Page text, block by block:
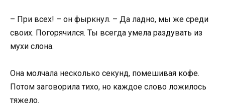
– При всех! – он фыркнул. – Да ладно, мы же среди
своих. Погорячился. Ты всегда умела раздувать из
мухи слона.
Она молчала несколько секунд, помешивая кофе.
Потом заговорила тихо, но каждое слово ложилось
тяжело.